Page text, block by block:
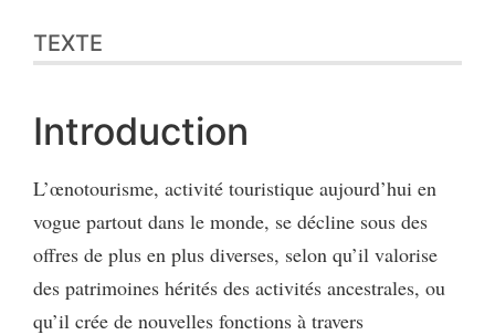
TEXTE
Introduction
L’œnotourisme, activité touristique aujourd’hui en
vogue partout dans le monde, se décline sous des
offres de plus en plus diverses, selon qu’il valorise
des patrimoines hérités des activités ancestrales, ou
qu’il crée de nouvelles fonctions à travers